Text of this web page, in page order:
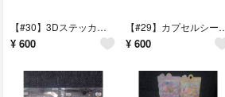
【#30】3Dステッカー お寿司シール 食べ物シール 4枚セット 立体シール
¥ 600
【#29】カプセルシール ドロップ
¥ 600